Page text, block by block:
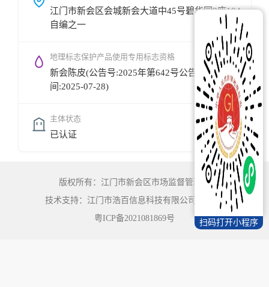
江门市新会区会城新会大道中45号碧华园9座104
自编之一
地理标志保护产品使用专用标志资格
新会陈皮(公告号:2025年第642号公告,公告时
间:2025-07-28)
主体状态
已认证
扫码打开小程序
版权所有：江门市新会区市场监督管理局
技术支持：江门市浩百信息科技有限公司
2022
粤ICP备2021081869号